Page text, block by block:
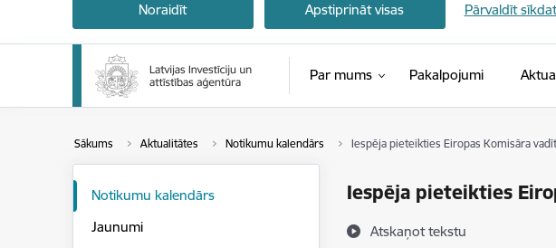
Noraidīt Apstiprināt visas Pārvaldīt
Par mums Pakalpojumi
Sākums Aktualitātes Notikumu kalendārs Iespēja pieteikties Eiropas Komisāra
Iespēja pieteikties
Atskaņot tekstu
Notikumu kalendārs
Jaunumi